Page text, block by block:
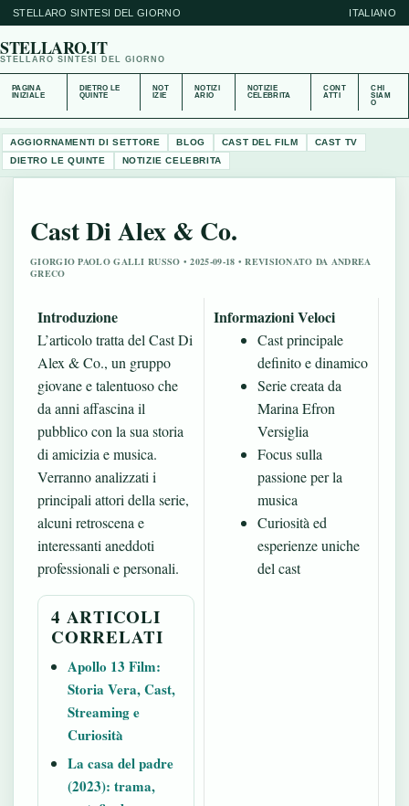
STELLARO SINTESI DEL GIORNO ITALIANO
STELLARO.IT
STELLARO SINTESI DEL GIORNO
PAGINA
INIZIALE
DIETRO LE
QUINTE
NOT
IZIE
NOTIZI
ARIO
NOTIZIE
CELEBRITA
CONT
ATTI
CHI
SIAM
O
AGGIORNAMENTI DI SETTORE BLOG CAST DEL FILM
CAST TV
DIETRO LE QUINTE
NOTIZIE CELEBRITA
Cast Di Alex & Co.
GIORGIO PAOLO GALLI RUSSO • 2025-09-18 • REVISIONATO DA ANDREA
GRECO
Introduzione
L’articolo tratta del Cast Di
Alex & Co., un gruppo
giovane e talentuoso che
da anni affascina il
pubblico con la sua storia
di amicizia e musica.
Verranno analizzati i
principali attori della serie,
alcuni retroscena e
interessanti aneddoti
professionali e personali.
4 ARTICOLI
CORRELATI
Apollo 13 Film:
Storia Vera, Cast,
Streaming e
Curiosità
La casa del padre
(2023): trama,
Informazioni Veloci
Cast principale
definito e dinamico
Serie creata da
Marina Efron
Versiglia
Focus sulla
passione per la
musica
Curiosità ed
esperienze uniche
del cast